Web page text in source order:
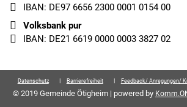
IBAN: DE97 6656 2300 0001 0154 00
Volksbank pur
IBAN: DE21 6619 0000 0003 3827 02
Datenschutz Barrierefreiheit Feedback/ Anregungen/
© 2019 Gemeinde Ötigheim | powered by